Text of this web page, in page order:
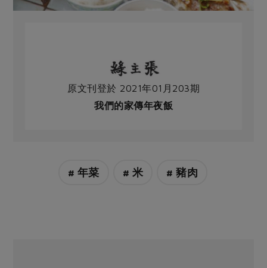
原文刊登於 2021年01月203期
我們的家傳年夜飯
# 年菜 # 米 # 豬肉